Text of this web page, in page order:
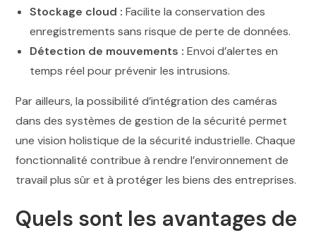
Stockage cloud : Facilite la conservation des
enregistrements sans risque de perte de données.
Détection de mouvements : Envoi d’alertes en
temps réel pour prévenir les intrusions.
Par ailleurs, la possibilité d’intégration des caméras
dans des systèmes de gestion de la sécurité permet
une vision holistique de la sécurité industrielle. Chaque
fonctionnalité contribue à rendre l’environnement de
travail plus sûr et à protéger les biens des entreprises.
Quels sont les avantages de